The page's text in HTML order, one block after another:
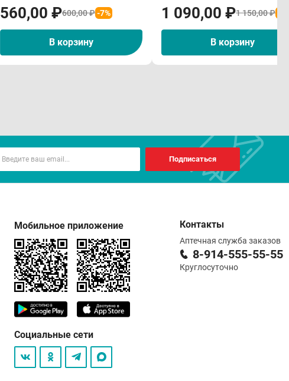
560,00 ₽600,00 ₽-7%
В корзину
1 090,00 ₽1 150,00 ₽
В корзину
Подписаться
Мобильное приложение
Социальные сети
Контакты
Аптечная служба заказов
8-914-555-55-55
Круглосуточно